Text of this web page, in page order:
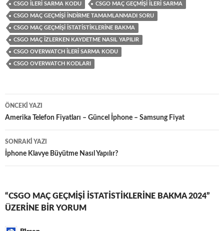
CSGO ILERI SARMA KODU CSGO MAÇ GEÇMIŞI İLERI SARMA
CSGO MAÇ GEÇMIŞI İNDIRME TAMAMLANMADI SORU
CSGO MAÇ GEÇMIŞI İSTATISTIKLERINE BAKMA
CSGO MAÇ İZLERKEN KAYDETME NASIL YAPILIR
CSGO OVERWATCH ILERI SARMA KODU
CSGO OVERWATCH KODLARI
Yazı
dolaşımı
ÖNCEKI YAZI
Amerika Telefon Fiyatları – Güncel İphone – Samsung Fiyat
SONRAKI YAZI
İphone Klavye Büyütme Nasıl Yapılır?
“CSGO MAÇ GEÇMIŞI İSTATISTIKLERINE BAKMA 2024”
ÜZERINE BIR YORUM